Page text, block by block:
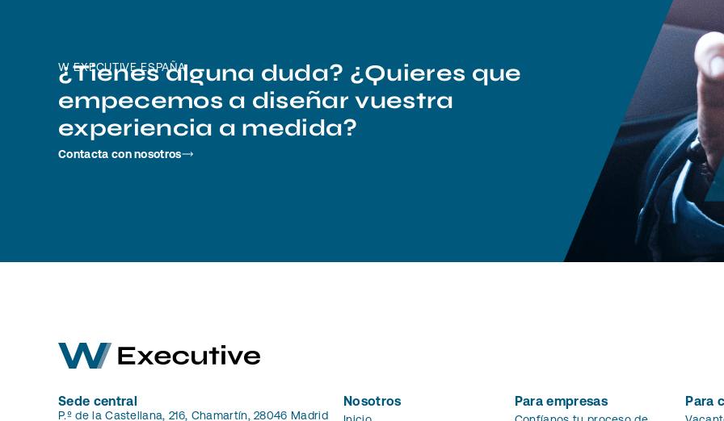
W EXECUTIVE ESPAÑA
¿Tienes alguna duda? ¿Quieres que
empecemos a diseñar vuestra
experiencia a medida?
Contacta con nosotros
Sede central
P.º de la Castellana, 216, Chamartín, 28046 Madrid
Nosotros Para empresas Para